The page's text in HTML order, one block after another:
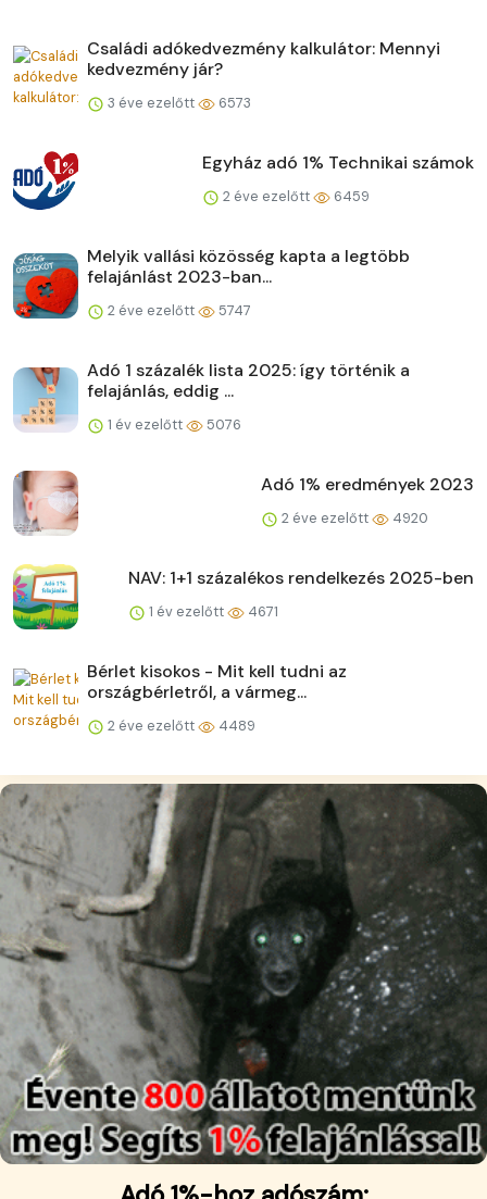
Családi adókedvezmény kalkulátor: Mennyi
kedvezmény jár?
3 éve ezelőtt 6573
Egyház adó 1% Technikai számok
2 éve ezelőtt 6459
Melyik vallási közösség kapta a legtöbb
felajánlást 2023-ban...
2 éve ezelőtt 5747
Adó 1 százalék lista 2025: így történik a
felajánlás, eddig ...
1 év ezelőtt 5076
Adó 1% eredmények 2023
2 éve ezelőtt 4920
NAV: 1+1 százalékos rendelkezés 2025-ben
1 év ezelőtt 4671
Bérlet kisokos - Mit kell tudni az
országbérletről, a vármeg...
2 éve ezelőtt 4489